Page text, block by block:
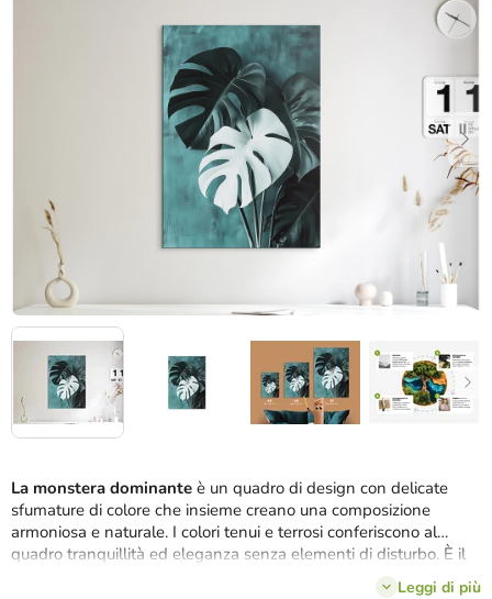
La monstera dominante è un quadro di design con delicate
sfumature di colore che insieme creano una composizione
armoniosa e naturale. I colori tenui e terrosi conferiscono al
quadro tranquillità ed eleganza senza elementi di disturbo. È il
complemento ideale per una camera da letto, un angolo lettura
Leggi di più